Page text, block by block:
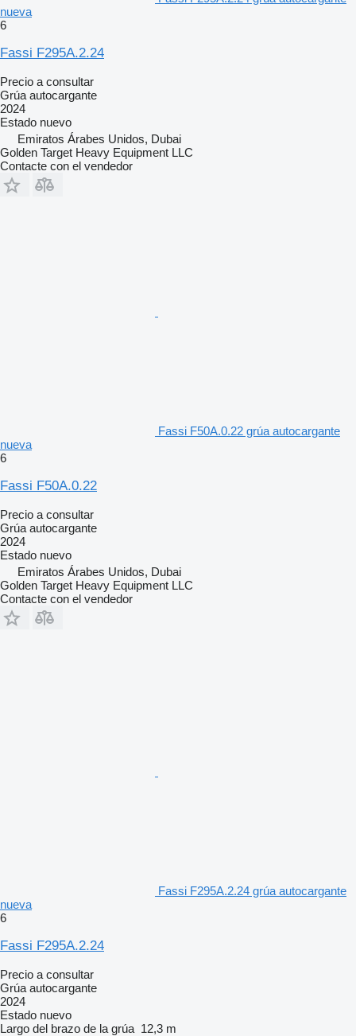
nueva
6
Fassi F295A.2.24
Precio a consultar
Grúa autocargante
2024
Estado nuevo
Emiratos Árabes Unidos, Dubai
Golden Target Heavy Equipment LLC
Contacte con el vendedor
Fassi F50A.0.22 grúa autocargante
nueva
6
Fassi F50A.0.22
Precio a consultar
Grúa autocargante
2024
Estado nuevo
Emiratos Árabes Unidos, Dubai
Golden Target Heavy Equipment LLC
Contacte con el vendedor
Fassi F295A.2.24 grúa autocargante
nueva
6
Fassi F295A.2.24
Precio a consultar
Grúa autocargante
2024
Estado nuevo
Largo del brazo de la grúa 12,3 m